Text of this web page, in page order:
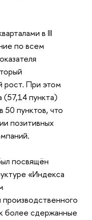
в III
по всем
рост. При этом
(57,14 пункта)
50 пунктов, что
позитивных
посвящён
«Индекса
более сдержанные